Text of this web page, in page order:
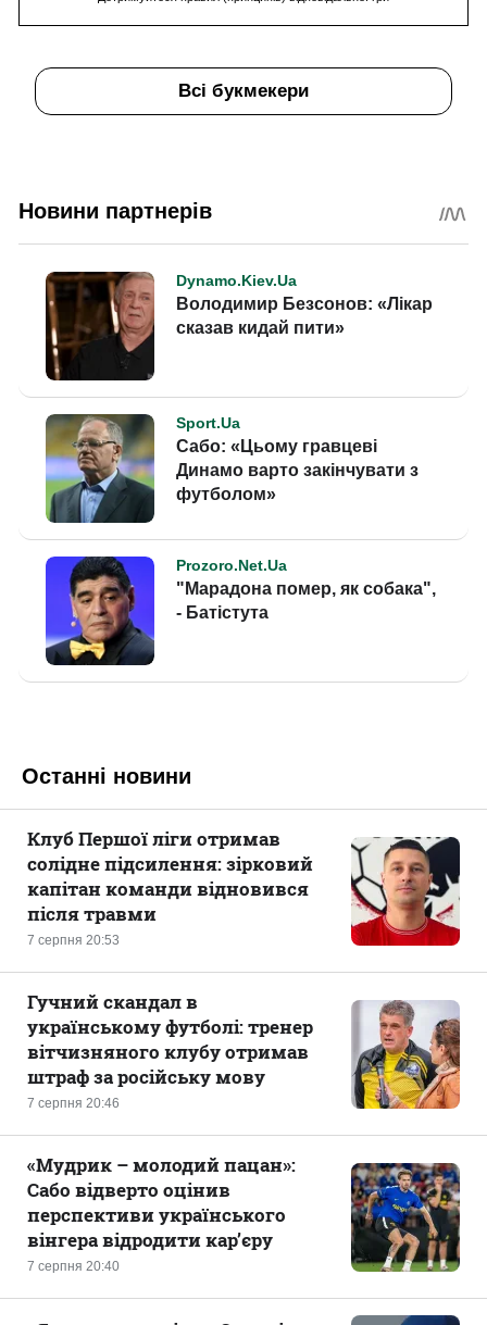
Всі букмекери
Останні новини
7 серпня 20:53
Клуб Першої ліги отримав
солідне підсилення: зірковий
капітан команди відновився
після травми
7 серпня 20:46
Гучний скандал в
українському футболі: тренер
вітчизняного клубу отримав
штраф за російську мову
7 серпня 20:40
«Мудрик – молодий пацан»:
Сабо відверто оцінив
перспективи українського
вінгера відродити кар’єру